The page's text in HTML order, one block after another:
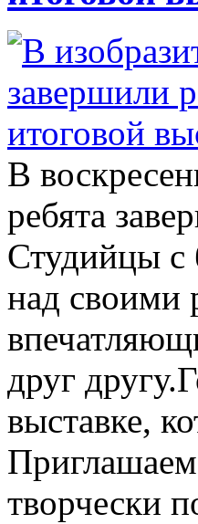
В
ребята
Студийцы с
над своими
друг
выставке,
творчески